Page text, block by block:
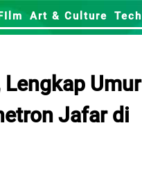
Art & Culture Tech
Umur
Jafar di